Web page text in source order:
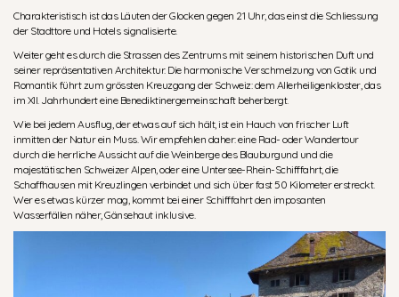
Charakteristisch ist das Läuten der Glocken gegen 21 Uhr, das einst die Schliessung
der Stadttore und Hotels signalisierte.
Weiter geht es durch die Strassen des Zentrums mit seinem historischen Duft und
seiner repräsentativen Architektur. Die harmonische Verschmelzung von Gotik und
Romantik führt zum grössten Kreuzgang der Schweiz: dem Allerheiligenkloster, das
im XII. Jahrhundert eine Benediktinergemeinschaft beherbergt.
Wie bei jedem Ausflug, der etwas auf sich hält, ist ein Hauch von frischer Luft
inmitten der Natur ein Muss. Wir empfehlen daher: eine Rad- oder Wandertour
durch die herrliche Aussicht auf die Weinberge des Blauburgund und die
majestätischen Schweizer Alpen, oder eine Untersee-Rhein-Schifffahrt, die
Schaffhausen mit Kreuzlingen verbindet und sich über fast 50 Kilometer erstreckt.
Wer es etwas kürzer mag, kommt bei einer Schifffahrt den imposanten
Wasserfällen näher, Gänsehaut inklusive.